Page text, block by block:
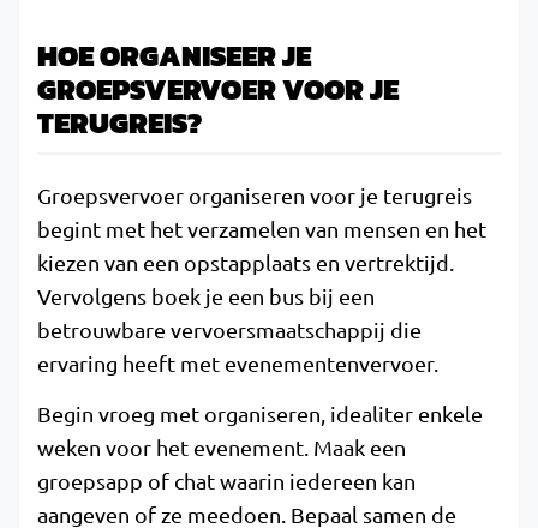
HOE ORGANISEER JE
GROEPSVERVOER VOOR JE
TERUGREIS?
Groepsvervoer organiseren voor je terugreis
begint met het verzamelen van mensen en het
kiezen van een opstapplaats en vertrektijd.
Vervolgens boek je een bus bij een
betrouwbare vervoersmaatschappij die
ervaring heeft met evenementenvervoer.
Begin vroeg met organiseren, idealiter enkele
weken voor het evenement. Maak een
groepsapp of chat waarin iedereen kan
aangeven of ze meedoen. Bepaal samen de